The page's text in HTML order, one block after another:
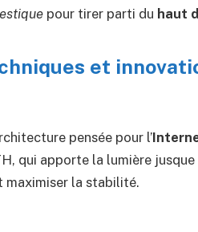
pour tirer parti du haut
et
pensée pour l’
qui apporte la lumière jusque
maximiser la stabilité.